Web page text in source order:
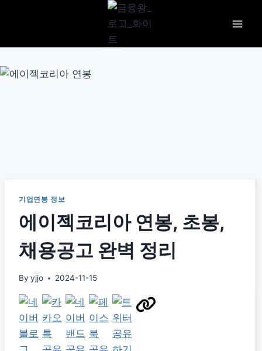
기업연봉 정보
에이젝코리아 연봉, 초봉,
채용공고 완벽 정리
By yjjo 2024-11-15